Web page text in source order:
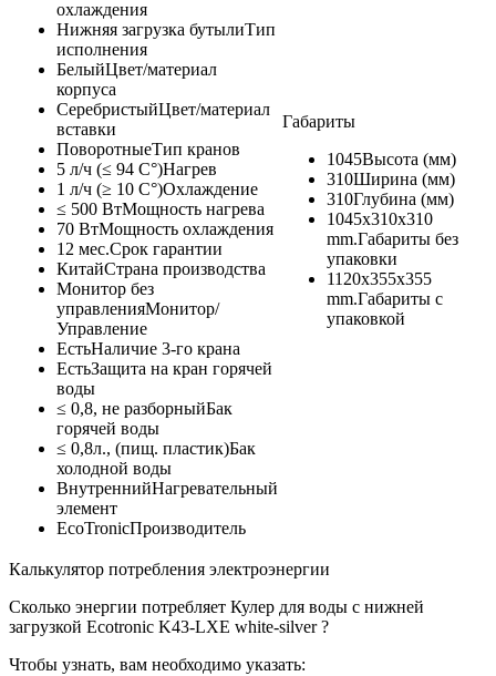
охлаждения
Нижняя загрузка бутылиТип
исполнения
БелыйЦвет/материал
корпуса
СеребристыйЦвет/материал
вставки
ПоворотныеТип кранов
5 л/ч (≤ 94 C°)Нагрев
1 л/ч (≥ 10 C°)Охлаждение
≤ 500 ВтМощность нагрева
70 ВтМощность охлаждения
12 мес.Срок гарантии
КитайСтрана производства
Монитор без
управленияМонитор/
Управление
ЕстьНаличие 3-го крана
ЕстьЗащита на кран горячей
воды
≤ 0,8, не разборныйБак
горячей воды
≤ 0,8л., (пищ. пластик)Бак
холодной воды
ВнутреннийНагревательный
элемент
EcoTronicПроизводитель
Габариты
1045Высота (мм)
310Ширина (мм)
310Глубина (мм)
1045x310x310
mm.Габариты без
упаковки
1120x355x355
mm.Габариты с
упаковкой
Калькулятор потребления электроэнергии
Сколько энергии потребляет Кулер для воды с нижней
загрузкой Ecotronic K43-LXE white-silver ?
Чтобы узнать, вам необходимо указать: